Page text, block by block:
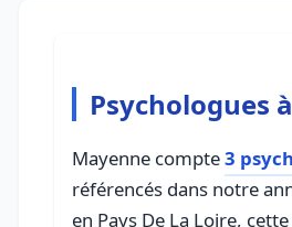
Psychologues
Mayenne compte3
référencés dans notre
en Pays De La Loire,